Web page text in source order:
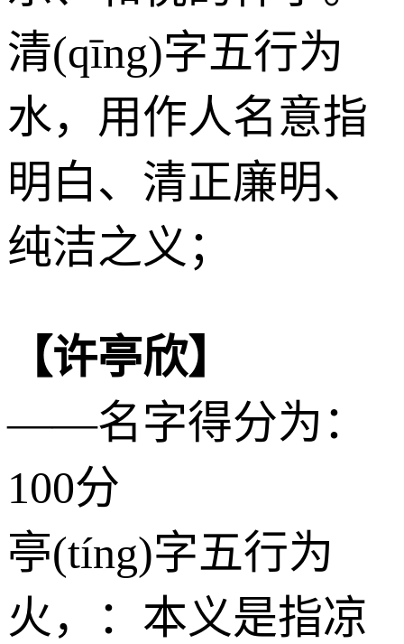
清(qīng)字五行为
水，用作人名意指
明白、清正廉明、
纯洁之义；
【许亭欣】
——名字得分为：
100分
亭(tíng)字五行为
火 ，：本义是指凉